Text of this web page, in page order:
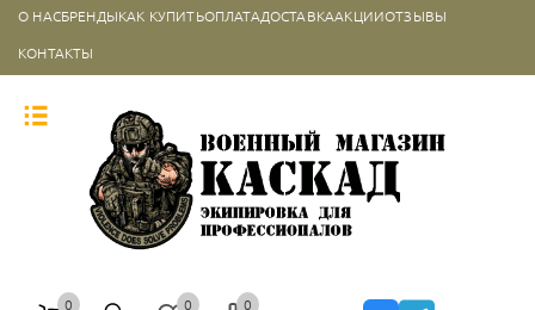
О НАСБРЕНДЫКАК КУПИТЬОПЛАТАДОСТАВКААКЦИИОТЗЫВЫ
КОНТАКТЫ
0 0 0